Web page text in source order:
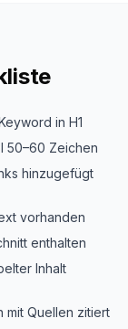
in H1
50–60 Zeichen
hinzugefügt
vorhanden
enthalten
Inhalt
mit Quellen zitiert